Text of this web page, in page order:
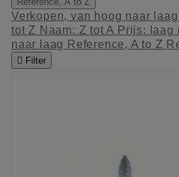
Verkopen, van hoog naar laag
tot Z Naam: Z tot A Prijs: laag
naar laag Reference, A to Z
 Filter